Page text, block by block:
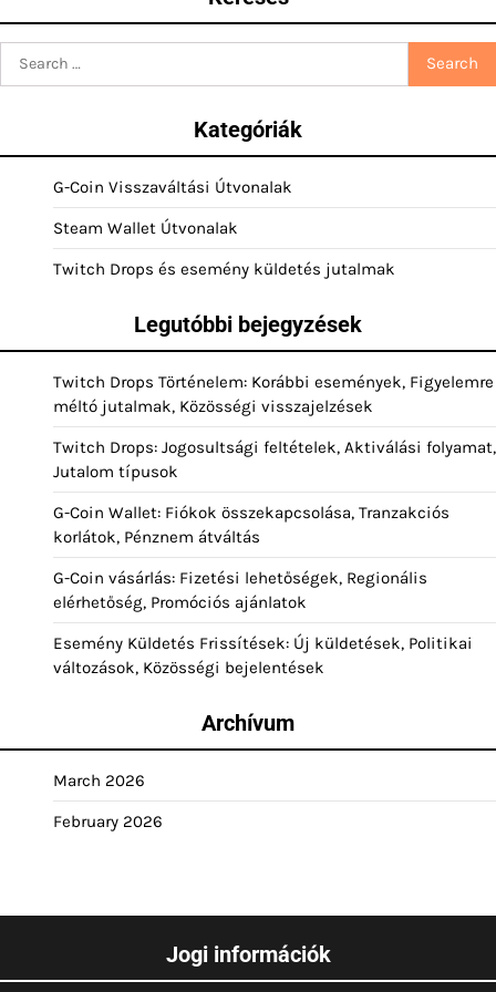
Kategóriák
G-Coin Visszaváltási Útvonalak
Steam Wallet Útvonalak
Twitch Drops és esemény küldetés jutalmak
Legutóbbi bejegyzések
Twitch Drops Történelem: Korábbi események, Figyelemre
méltó jutalmak, Közösségi visszajelzések
Twitch Drops: Jogosultsági feltételek, Aktiválási folyamat,
Jutalom típusok
G-Coin Wallet: Fiókok összekapcsolása, Tranzakciós
korlátok, Pénznem átváltás
G-Coin vásárlás: Fizetési lehetőségek, Regionális
elérhetőség, Promóciós ajánlatok
Esemény Küldetés Frissítések: Új küldetések, Politikai
változások, Közösségi bejelentések
Archívum
March 2026
February 2026
Jogi információk